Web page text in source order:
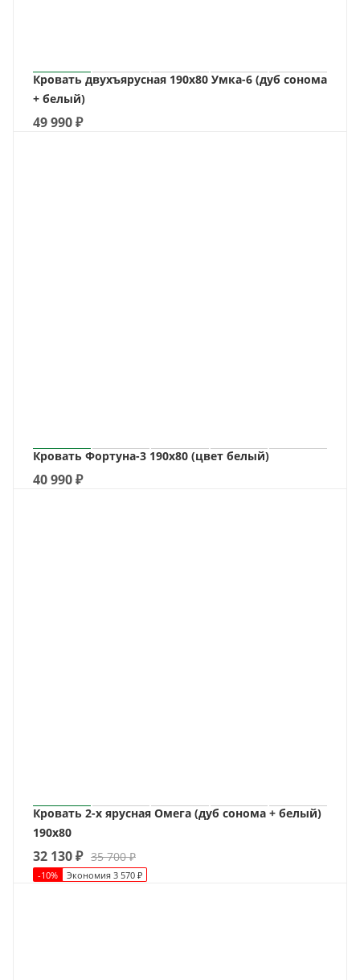
Кровать двухъярусная 190х80 Умка-6 (дуб сонома
+ белый)
49 990₽
Кровать Фортуна-3 190х80 (цвет белый)
40 990₽
Кровать 2-х ярусная Омега (дуб сонома + белый)
190х80
32 130₽ 35 700₽
-10% Экономия 3 570 ₽